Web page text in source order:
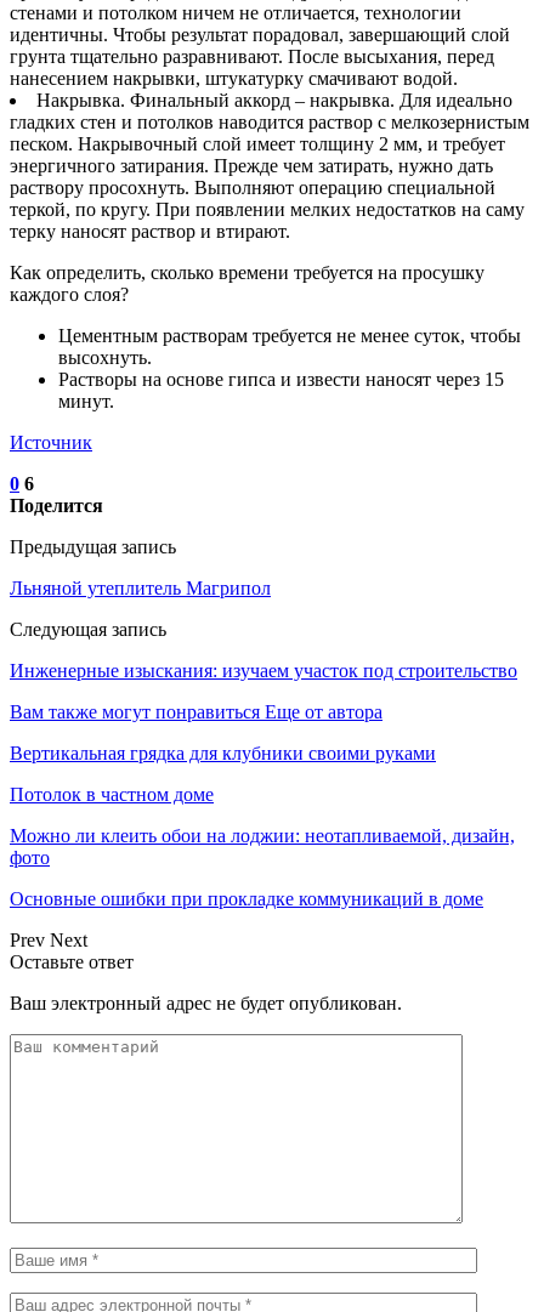
стенами и потолком ничем не отличается, технологии
идентичны. Чтобы результат порадовал, завершающий слой
грунта тщательно разравнивают. После высыхания, перед
нанесением накрывки, штукатурку смачивают водой.
Накрывка. Финальный аккорд – накрывка. Для идеально
гладких стен и потолков наводится раствор с мелкозернистым
песком. Накрывочный слой имеет толщину 2 мм, и требует
энергичного затирания. Прежде чем затирать, нужно дать
раствору просохнуть. Выполняют операцию специальной
теркой, по кругу. При появлении мелких недостатков на саму
терку наносят раствор и втирают.
Как определить, сколько времени требуется на просушку
каждого слоя?
Цементным растворам требуется не менее суток, чтобы
высохнуть.
Растворы на основе гипса и извести наносят через 15
минут.
Источник
0 6
Поделится
Предыдущая запись
Льняной утеплитель Магрипол
Следующая запись
Инженерные изыскания: изучаем участок под строительство
Вам также могут понравиться Еще от автора
Вертикальная грядка для клубники своими руками
Потолок в частном доме
Можно ли клеить обои на лоджии: неотапливаемой, дизайн,
фото
Основные ошибки при прокладке коммуникаций в доме
Prev Next
Оставьте ответ
Ваш электронный адрес не будет опубликован.